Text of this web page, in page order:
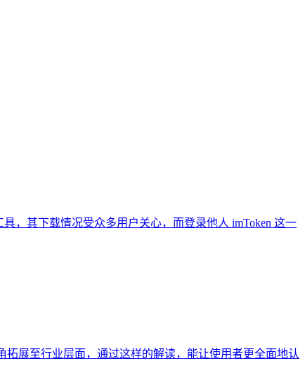
，其下载情况受众多用户关心，而登录他人 imToken 这一
展至行业层面，通过这样的解读，能让使用者更全面地认